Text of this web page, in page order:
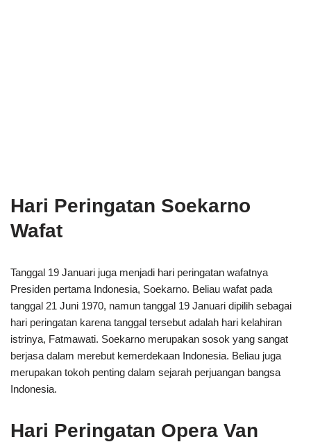
Hari Peringatan Soekarno
Wafat
Tanggal 19 Januari juga menjadi hari peringatan wafatnya
Presiden pertama Indonesia, Soekarno. Beliau wafat pada
tanggal 21 Juni 1970, namun tanggal 19 Januari dipilih sebagai
hari peringatan karena tanggal tersebut adalah hari kelahiran
istrinya, Fatmawati. Soekarno merupakan sosok yang sangat
berjasa dalam merebut kemerdekaan Indonesia. Beliau juga
merupakan tokoh penting dalam sejarah perjuangan bangsa
Indonesia.
Hari Peringatan Opera Van